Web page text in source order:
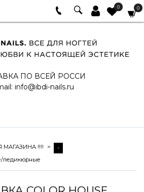
0 0
ПО ВСЕЙ РОССИ
info@ibdi-nails.ru
!!!!
-
педикюрные